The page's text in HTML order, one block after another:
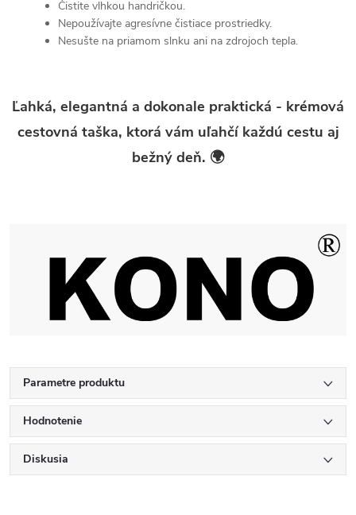
Čistite vlhkou handričkou.
Nepoužívajte agresívne čistiace prostriedky.
Nesušte na priamom slnku ani na zdrojoch tepla.
Ľahká, elegantná a dokonale praktická - krémová
cestovná taška, ktorá vám uľahčí každú cestu aj
bežný deň. 🌍
Parametre produktu
Hodnotenie
Diskusia